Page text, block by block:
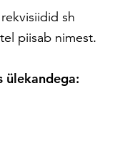
sh
piisab nimest.
ülekandega: